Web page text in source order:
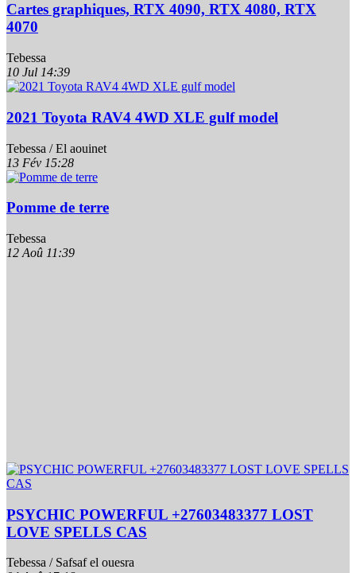
Cartes graphiques, RTX 4090, RTX 4080, RTX
4070
Tebessa
10 Jul 14:39
2021 Toyota RAV4 4WD XLE gulf model
Tebessa / El aouinet
13 Fév 15:28
Pomme de terre
Tebessa
12 Aoû 11:39
PSYCHIC POWERFUL +27603483377 LOST
LOVE SPELLS CAS
Tebessa / Safsaf el ouesra